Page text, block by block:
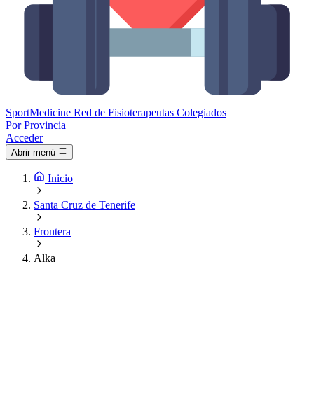
SportMedicine Red de Fisioterapeutas Colegiados
Por Provincia
Acceder
Abrir menú
Inicio
Santa Cruz de Tenerife
Frontera
Alka